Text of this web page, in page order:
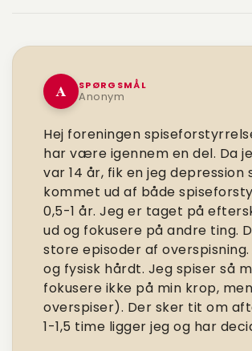
A SPØRGSMÅL
Anonym
Hej foreningen
har være igennem en del. Da
var 14 år, fik en jeg
kommet ud af både
0,5-1 år. Jeg er taget på
ud og fokusere på andre ting.
store episoder af
og fysisk hårdt. Jeg spiser
fokusere ikke på min krop,
overspiser). Der sker tit om
1-1,5 time ligger jeg og har